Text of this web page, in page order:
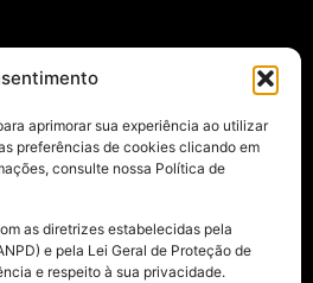
aprimorar sua experiência ao utilizar
preferências de cookies clicando em
consulte nossa Política de
as diretrizes estabelecidas pela
e pela Lei Geral de Proteção de
e respeito à sua privacidade.